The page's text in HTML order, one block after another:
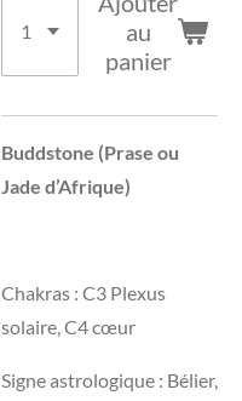
au
panier
Buddstone (Prase ou
Jade d’Afrique)
Chakras : C3 Plexus
solaire, C4 cœur
Signe astrologique : Bélier,